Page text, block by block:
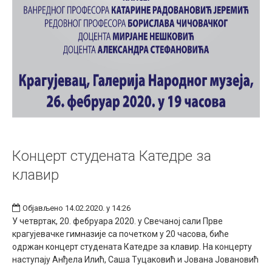
Концерт студената Катедре за
клавир
Објављено 14.02.2020. у 14:26
У четвртак, 20. фебруара 2020. у Свечаној сали Прве
крагујевачке гимназије са почетком у 20 часова, биће
одржан концерт студената Катедре за клавир. На концерту
наступају Анђела Илић, Саша Туцаковић и Јована Јовановић